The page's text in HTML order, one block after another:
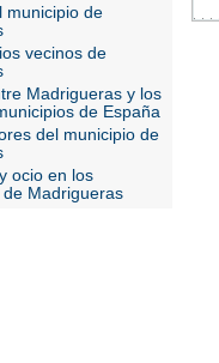
municipio de
vecinos de
Madrigueras y los
de España
del municipio de
ocio en los
Madrigueras